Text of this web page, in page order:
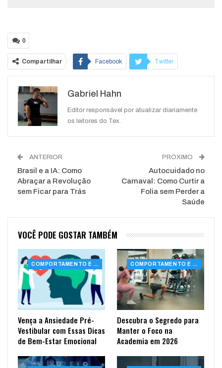
0
Compartilhar Facebook Twitter
WhatsApp
Gabriel Hahn
Editor responsável por atualizar diariamente
os leitores do Tex.
ANTERIOR
Brasil e a IA: Como
Abraçar a Revolução
sem Ficar para Trás
PRÓXIMO
Autocuidado no
Carnaval: Como Curtir a
Folia sem Perder a
Saúde
VOCÊ PODE GOSTAR TAMBÉM
COMPORTAMENTO E SAÚDE
Vença a Ansiedade Pré-
Vestibular com Essas Dicas
de Bem-Estar Emocional
COMPORTAMENTO E SAÚDE
Descubra o Segredo para
Manter o Foco na
Academia em 2026